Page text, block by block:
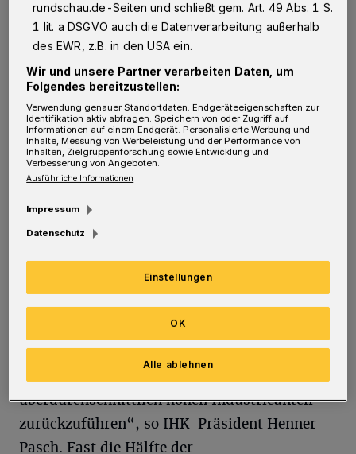
N ur bei jedem fünften Unternehmen
laufen demnach die Geschäfte zurzeit
„gut“, 45 Prozent bewerten ihre gegenwärtige
Lage als „befriedigend“ und 34 Prozent als
„schlecht“. Der Geschäftslageindex, der die
Differenz der „gut“- und „schlecht“-
Einschätzungen widerspiegelt, sinkt im
auf minus 13.
„Das ist der schlechteste Wert seit Herbst
2020, als wir mitten in der Corona-Krise
waren. Im Vergleich der drei bergischen
Großstädte schneidet die Remscheider
Wirtschaft weiter am schwächsten ab. Dies ist
in erster Linie auf den weit
überdurchschnittlich hohen Industrieanteil
zurückzuführen“, so IHK-Präsident Henner
Pasch. Fast die Hälfte der
rundschau.de-Seiten und schließt gem. Art. 49 Abs. 1 S.
1 lit. a DSGVO auch die Datenverarbeitung außerhalb
des EWR, z.B. in den USA ein.
Wir und unsere Partner verarbeiten Daten, um
Folgendes bereitzustellen:
Verwendung genauer Standortdaten. Endgeräteeigenschaften zur
Identifikation aktiv abfragen. Speichern von oder Zugriff auf
Informationen auf einem Endgerät. Personalisierte Werbung und
Inhalte, Messung von Werbeleistung und der Performance von
Inhalten, Zielgruppenforschung sowie Entwicklung und
Verbesserung von Angeboten.
Ausführliche Informationen
Impressum
Datenschutz
Einstellungen
Alle ablehnen
OK